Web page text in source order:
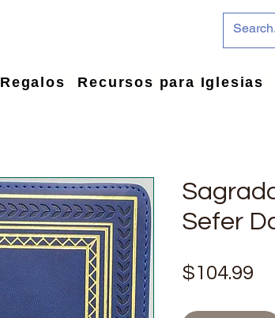
Sefer
$104.99
Regalos Recursos para Iglesias